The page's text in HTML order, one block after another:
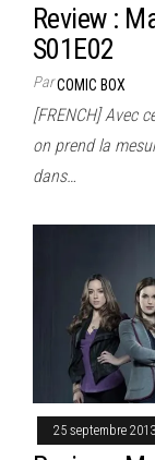
Review :
S01E02
ParCOMIC BOX
[FRENCH] Avec
on prend la
dans…
25 septembre 2013